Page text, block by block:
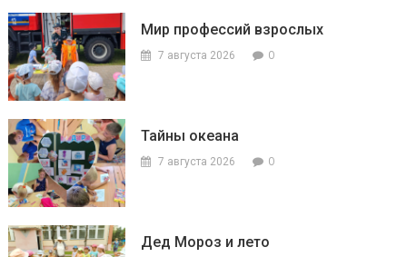
Мир профессий взрослых
7 августа 2026 0
Тайны океана
7 августа 2026 0
Дед Мороз и лето